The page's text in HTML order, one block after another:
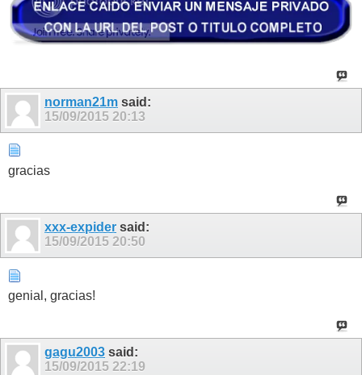
norman21m said:
15/09/2015 20:13
gracias
xxx-expider said:
15/09/2015 20:50
genial, gracias!
gagu2003 said:
15/09/2015 22:19